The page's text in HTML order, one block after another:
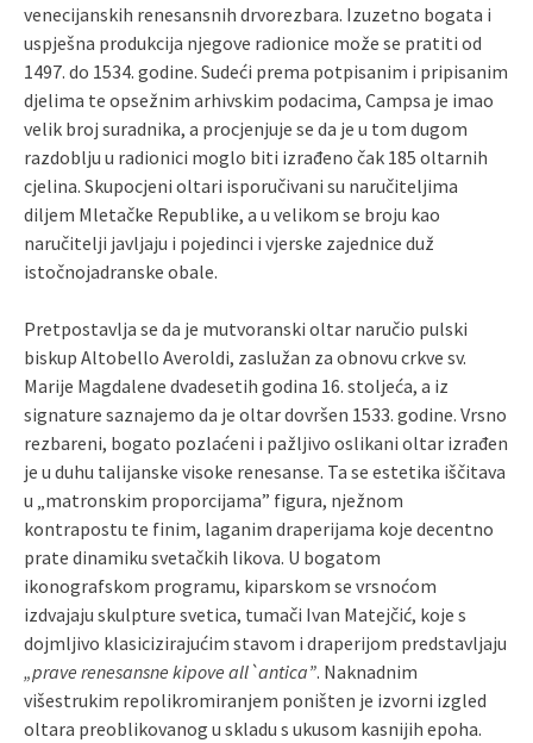
venecijanskih renesansnih drvorezbara. Izuzetno bogata i
uspješna produkcija njegove radionice može se pratiti od
1497. do 1534. godine. Sudeći prema potpisanim i pripisanim
djelima te opsežnim arhivskim podacima, Campsa je imao
velik broj suradnika, a procjenjuje se da je u tom dugom
razdoblju u radionici moglo biti izrađeno čak 185 oltarnih
cjelina. Skupocjeni oltari isporučivani su naručiteljima
diljem Mletačke Republike, a u velikom se broju kao
naručitelji javljaju i pojedinci i vjerske zajednice duž
istočnojadranske obale.
Pretpostavlja se da je mutvoranski oltar naručio pulski
biskup Altobello Averoldi, zaslužan za obnovu crkve sv.
Marije Magdalene dvadesetih godina 16. stoljeća, a iz
signature saznajemo da je oltar dovršen 1533. godine. Vrsno
rezbareni, bogato pozlaćeni i pažljivo oslikani oltar izrađen
je u duhu talijanske visoke renesanse. Ta se estetika iščitava
u „matronskim proporcijama” figura, nježnom
kontrapostu te finim, laganim draperijama koje decentno
prate dinamiku svetačkih likova. U bogatom
ikonografskom programu, kiparskom se vrsnoćom
izdvajaju skulpture svetica, tumači Ivan Matejčić, koje s
dojmljivo klasicizirajućim stavom i draperijom predstavljaju
„prave renesansne kipove all`antica”. Naknadnim
višestrukim repolikromiranjem poništen je izvorni izgled
oltara preoblikovanog u skladu s ukusom kasnijih epoha.